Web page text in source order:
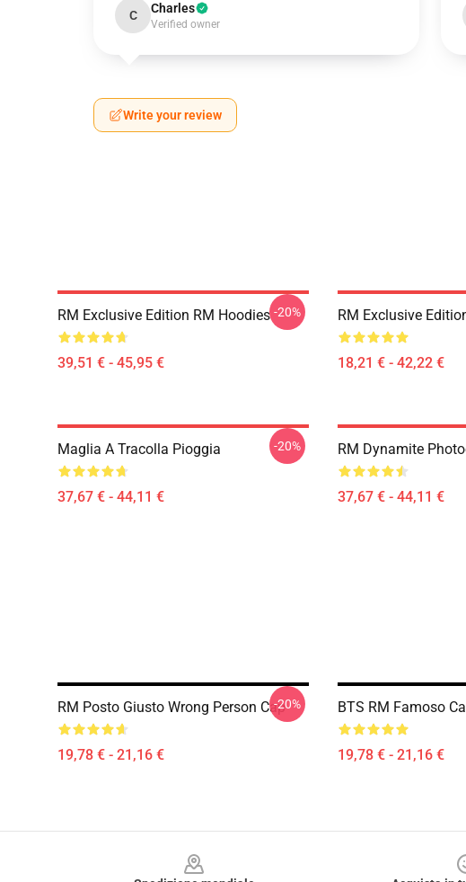
C Charles
Verified owner
Write your review
RM Exclusive Edition RM Hoodies
39,51 € - 45,95 €
-20% RM Exclusive
18,21 € - 42,22 €
Maglia A Tracolla Pioggia
37,67 € - 44,11 €
-20% RM Dynamite
37,67 € - 44,11 €
RM Posto Giusto Wrong Person Cap
19,78 € - 21,16 €
-20% BTS RM Famoso
19,78 € - 21,16 €